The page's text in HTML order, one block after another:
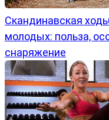
Скандинавская
молодых: польза,
снаряжение